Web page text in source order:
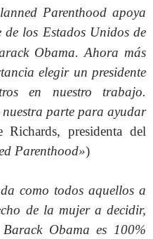
Parenthood apoya
los Estados Unidos de
Obama. Ahora más
elegir un presidente
en nuestro trabajo.
nuestra parte para ayudar
Richards, presidenta del
Parenthood»)
como todos aquellos a
de la mujer a decidir,
Obama es 100%